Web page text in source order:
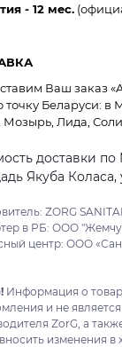
- 12 мес.
Ваш заказ
Беларуси: в
Лида,
доставки
Якуба Коласа,
ZORG
в РБ: ООО
центр: ООО
Информация о
и не
ZorG, а
изменения